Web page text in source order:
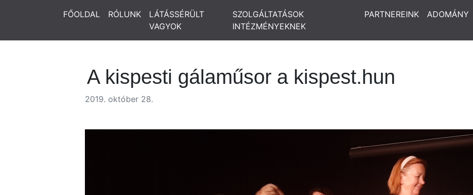
FŐOLDAL RÓLUNK
LÁTÁSSÉRÜLT
VAGYOK
SZOLGÁLTATÁSOK
INTÉZMÉNYEKNEK
PARTNEREINK ADOMÁNY
A kispesti gálaműsor a kispest.hun
2019. október 28.